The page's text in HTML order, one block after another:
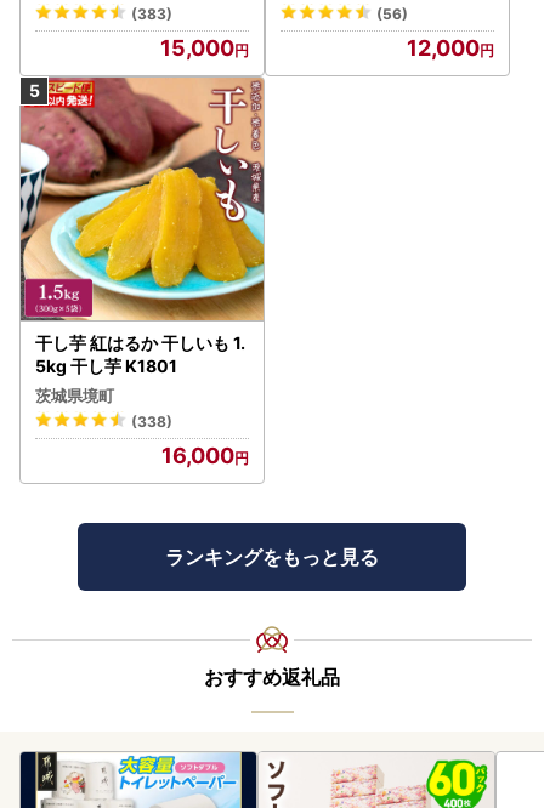
(383)
15,000
(56)
12,000
干し芋 紅はるか 干しいも 1.
5kg 干し芋 K1801
茨城県境町
(338)
16,000
ランキングをもっと見る
おすすめ返礼品